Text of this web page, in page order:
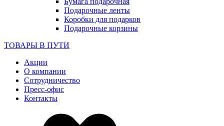
Подарочные ленты
Коробки для подарков
Подарочные корзины
ТОВАРЫ В ПУТИ
Акции
О компании
Сотрудничество
Пресс-офис
Контакты